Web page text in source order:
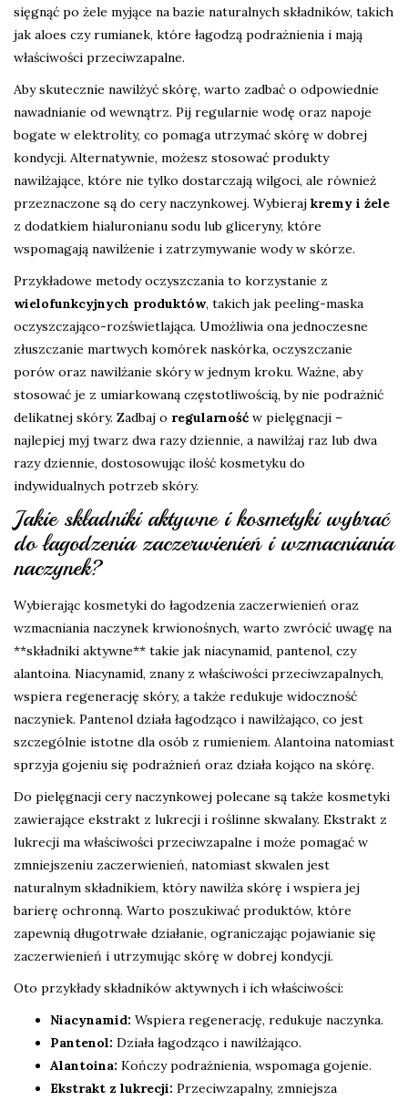
sięgnąć po żele myjące na bazie naturalnych składników, takich
jak aloes czy rumianek, które łagodzą podrażnienia i mają
właściwości przeciwzapalne.
Aby skutecznie nawilżyć skórę, warto zadbać o odpowiednie
nawadnianie od wewnątrz. Pij regularnie wodę oraz napoje
bogate w elektrolity, co pomaga utrzymać skórę w dobrej
kondycji. Alternatywnie, możesz stosować produkty
nawilżające, które nie tylko dostarczają wilgoci, ale również
przeznaczone są do cery naczynkowej. Wybieraj kremy i żele
z dodatkiem hialuronianu sodu lub gliceryny, które
wspomagają nawilżenie i zatrzymywanie wody w skórze.
Przykładowe metody oczyszczania to korzystanie z
wielofunkcyjnych produktów, takich jak peeling-maska
oczyszczająco-rozświetlająca. Umożliwia ona jednoczesne
złuszczanie martwych komórek naskórka, oczyszczanie
porów oraz nawilżanie skóry w jednym kroku. Ważne, aby
stosować je z umiarkowaną częstotliwością, by nie podrażnić
delikatnej skóry. Zadbaj o regularność w pielęgnacji –
najlepiej myj twarz dwa razy dziennie, a nawilżaj raz lub dwa
razy dziennie, dostosowując ilość kosmetyku do
indywidualnych potrzeb skóry.
Jakie składniki aktywne i kosmetyki wybrać
do łagodzenia zaczerwienień i wzmacniania
naczynek?
Wybierając kosmetyki do łagodzenia zaczerwienień oraz
wzmacniania naczynek krwionośnych, warto zwrócić uwagę na
**składniki aktywne** takie jak niacynamid, pantenol, czy
alantoina. Niacynamid, znany z właściwości przeciwzapalnych,
wspiera regenerację skóry, a także redukuje widoczność
naczyniek. Pantenol działa łagodząco i nawilżająco, co jest
szczególnie istotne dla osób z rumieniem. Alantoina natomiast
sprzyja gojeniu się podrażnień oraz działa kojąco na skórę.
Do pielęgnacji cery naczynkowej polecane są także kosmetyki
zawierające ekstrakt z lukrecji i roślinne skwalany. Ekstrakt z
lukrecji ma właściwości przeciwzapalne i może pomagać w
zmniejszeniu zaczerwienień, natomiast skwalen jest
naturalnym składnikiem, który nawilża skórę i wspiera jej
barierę ochronną. Warto poszukiwać produktów, które
zapewnią długotrwałe działanie, ograniczając pojawianie się
zaczerwienień i utrzymując skórę w dobrej kondycji.
Oto przykłady składników aktywnych i ich właściwości:
Niacynamid: Wspiera regenerację, redukuje naczynka.
Pantenol: Działa łagodząco i nawilżająco.
Alantoina: Kończy podrażnienia, wspomaga gojenie.
Ekstrakt z lukrecji: Przeciwzapalny, zmniejsza